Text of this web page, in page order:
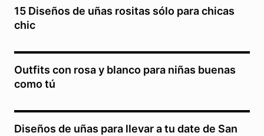
15 Diseños de uñas rositas sólo para chicas
chic
Outfits con rosa y blanco para niñas buenas
como tú
Diseños de uñas para llevar a tu date de San